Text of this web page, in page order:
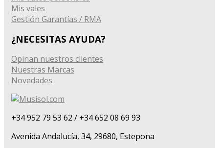
Mis vales
Gestión Garantías / RMA
¿NECESITAS AYUDA?
Opinan nuestros clientes
Nuestras Marcas
Novedades
+34 952 79 53 62 / +34 652 08 69 93
Avenida Andalucía, 34, 29680, Estepona